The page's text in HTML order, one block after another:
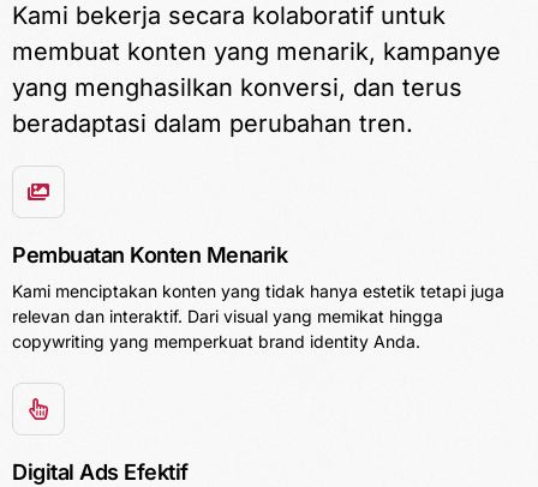
Kami bekerja secara kolaboratif untuk
membuat konten yang menarik, kampanye
yang menghasilkan konversi, dan terus
beradaptasi dalam perubahan tren.
Pembuatan Konten Menarik
Kami menciptakan konten yang tidak hanya estetik tetapi juga
relevan dan interaktif. Dari visual yang memikat hingga
copywriting yang memperkuat brand identity Anda.
Digital Ads Efektif